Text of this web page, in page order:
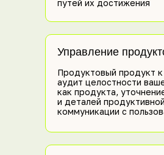
путей их достижения
Управление
Продуктовый продукт
аудит целостности
как продукта,
и деталей продуктивной
коммуникации с